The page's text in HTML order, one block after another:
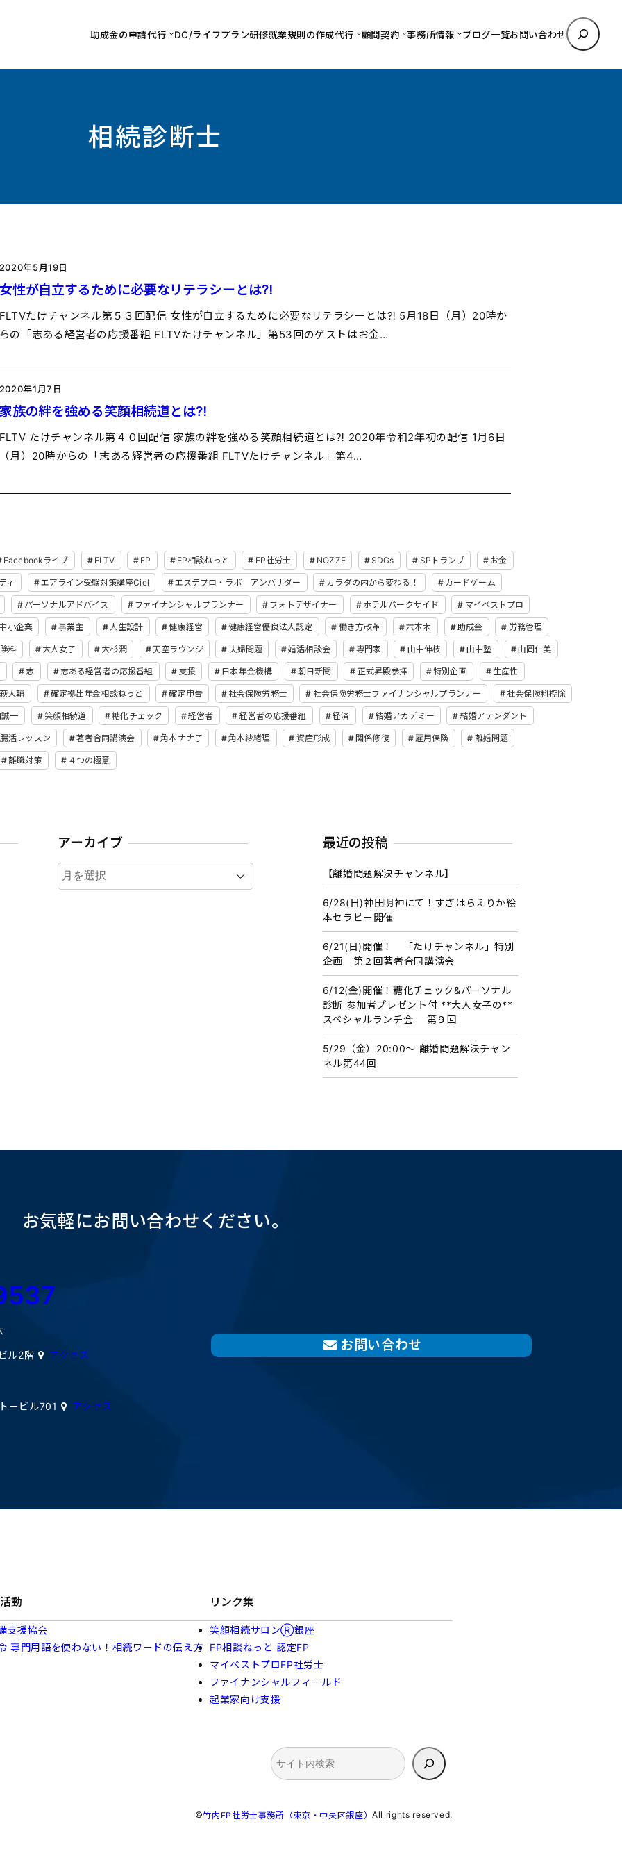
助成金の申請代行 DC/ライフプラン研修就業規則の作成代行 顧問契約 事務所情報 ブログ一覧お問い合わせ
検
索
相続診断士
年5月19日
性が自立するために必要なリテラシーとは⁈
たけチャンネル第５３回配信 女性が自立するために必要なリテラシーとは⁈ 5月18日（月）20時か
の「志ある経営者の応援番組 FLTVたけチャンネル」第53回のゲストはお金…
年1月7日
族の絆を強める笑顔相続道とは⁈
たけチャンネル第４０回配信 家族の絆を強める笑顔相続道とは⁈ 2020年令和2年初の配信 1月6日
月）20時からの「志ある経営者の応援番組 FLTVたけチャンネル」第4…
Facebookライブ FLTV FP FP相談ねっと FP社労士 NOZZE SDGs SPトランプ お金
ィ エアライン受験対策講座Ciel エステプロ・ラボ アンバサダー カラダの内から変わる！ カードゲーム
パーソナルアドバイス ファイナンシャルプランナー フォトデザイナー ホテルパークサイド マイベストプロ
小企業 事業主 人生設計 健康経営 健康経営優良法人認定 働き方改革 六本木 助成金 労務管理
料 大人女子 大杉潤 天空ラウンジ 夫婦問題 婚活相談会 専門家 山中伸枝 山中塾 山岡仁美
志 志ある経営者の応援番組 支援 日本年金機構 朝日新聞 正式昇殿参拝 特別企画 生産性
大輔 確定拠出年金相談ねっと 確定申告 社会保険労務士 社会保険労務士ファイナンシャルプランナー 社会保険料控除
一 笑顔相続道 糖化チェック 経営者 経営者の応援番組 経済 結婚アカデミー 結婚アテンダント
腸活レッスン 著者合同講演会 角本ナナ子 角本紗緒理 資産形成 関係修復 雇用保険 離婚問題
離職対策 ４つの極意
アーカイブ
ア
ー
最近の投稿
【離婚問題解決チャンネル】
6/28(日)神田明神にて！すぎはらえりか絵
本セラピー開催
6/21(日)開催！ 「たけチャンネル」特別
企画 第２回著者合同講演会
6/12(金)開催！糖化チェック&パーソナル
診断 参加者プレゼント付 **大人女子の**
スペシャルランチ会 第９回
5/29（金）20:00〜 離婚問題解決チャン
ネル第44回
お気軽にお問い合わせください。
ル2階 アクセス
ービル701 アクセス
お問い合わせ
動
支援協会
専門用語を使わない！相続ワードの伝え方
リンク集
笑顔相続サロンⓇ銀座
FP相談ねっと 認定FP
マイベストプロFP社労士
ファイナンシャルフィールド
起業家向け支援
検
索
©竹内FP社労士事務所（東京・中央区銀座）All rights reserved.